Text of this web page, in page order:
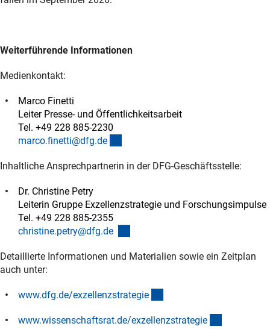
Weiterführende Informationen
Medienkontakt:
Marco Finetti
Leiter Presse- und Öffentlichkeitsarbeit
Tel. +49 228 885-2230
marco.finetti@dfg.de
Inhaltliche Ansprechpartnerin in der DFG-Geschäftsstelle:
Dr. Christine Petry
Leiterin Gruppe Exzellenzstrategie und Forschungsimpulse
Tel. +49 228 885-2355
christine.petry@dfg.de
Detaillierte Informationen und Materialien sowie ein Zeitplan
auch unter:
www.dfg.de/exzellenzstrategie
www.wissenschaftsrat.de/exzellenzstrategie